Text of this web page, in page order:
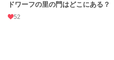
ドワーフの里の門はどこにある？
52